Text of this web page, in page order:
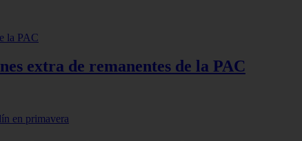
extra de remanentes de la PAC